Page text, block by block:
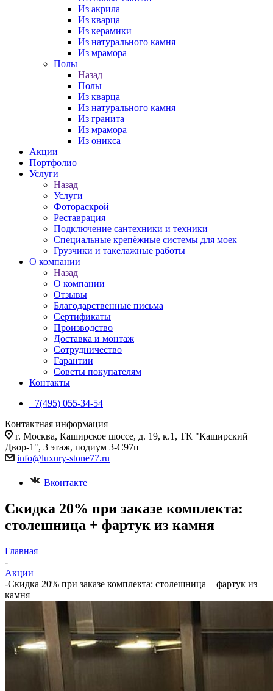
Из акрила
Из кварца
Из керамики
Из натурального камня
Из мрамора
Полы
Назад
Полы
Из кварца
Из натурального камня
Из гранита
Из мрамора
Из оникса
Акции
Портфолио
Услуги
Назад
Услуги
Фотораскрой
Реставрация
Подключение сантехники и техники
Специальные крепёжные системы для моек
Грузчики и такелажные работы
О компании
Назад
О компании
Отзывы
Благодарственные письма
Сертификаты
Производство
Доставка и монтаж
Сотрудничество
Гарантии
Советы покупателям
Контакты
+7(495) 055-34-54
Контактная информация
г. Москва, Каширское шоссе, д. 19, к.1, ТК "Каширский
Двор-1", 3 этаж, подиум 3-С97п
info@luxury-stone77.ru
Вконтакте
Скидка 20% при заказе комплекта:
столешница + фартук из камня
Главная
-
Акции
-Скидка 20% при заказе комплекта: столешница + фартук из
камня